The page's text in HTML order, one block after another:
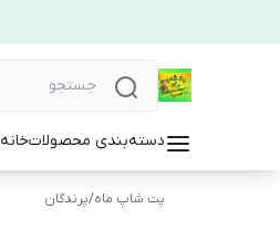
دسته‌بندی محصولاتخانه
پت شاپ ماه/پرندگان